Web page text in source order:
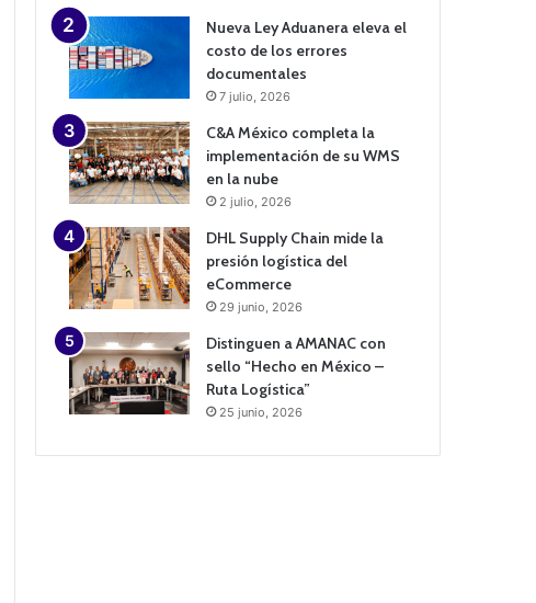
Nueva Ley Aduanera eleva el
costo de los errores
documentales
7 julio, 2026
C&A México completa la
implementación de su WMS
en la nube
2 julio, 2026
DHL Supply Chain mide la
presión logística del
eCommerce
29 junio, 2026
Distinguen a AMANAC con
sello “Hecho en México –
Ruta Logística”
25 junio, 2026